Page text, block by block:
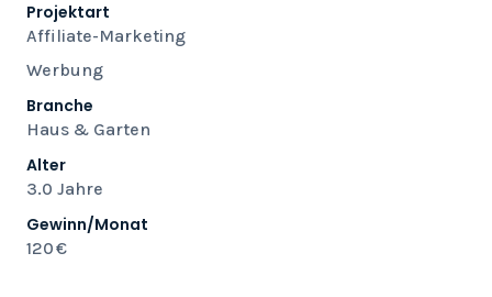
Projektart
Affiliate-Marketing
Werbung
Branche
Haus & Garten
Alter
3.0 Jahre
Gewinn/Monat
120 €